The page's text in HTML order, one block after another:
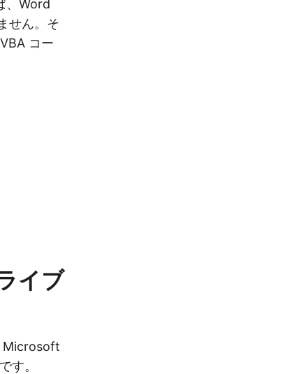
、Word
せん。そ
コー
イブ
Microsoft
す。